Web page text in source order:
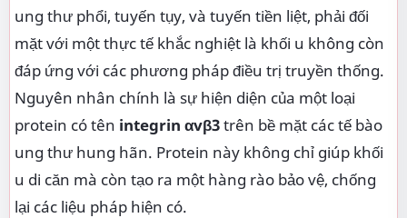
ung thư phổi, tuyến tụy, và tuyến tiền liệt, phải đối
mặt với một thực tế khắc nghiệt là khối u không còn
đáp ứng với các phương pháp điều trị truyền thống.
Nguyên nhân chính là sự hiện diện của một loại
protein có tên integrin αvβ3trên bề mặt các tế bào
ung thư hung hãn. Protein này không chỉ giúp khối
u di căn mà còn tạo ra một hàng rào bảo vệ, chống
lại các liệu pháp hiện có.